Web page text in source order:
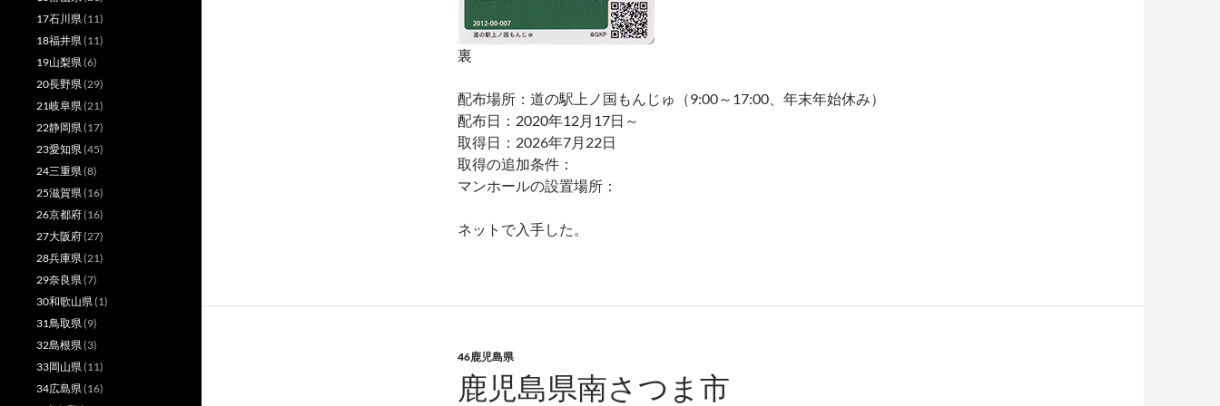
裏
配布場所：道の駅上ノ国もんじゅ（9:00～17:00、年末年始休み）
配布日：2020年12月17日～
取得日：2026年7月22日
取得の追加条件：
マンホールの設置場所：
ネットで入手した。
46鹿児島県
鹿児島県南さつま市
17石川県(11)
18福井県(11)
19山梨県(6)
20長野県(29)
21岐阜県(21)
22静岡県(17)
23愛知県(45)
24三重県(8)
25滋賀県(16)
26京都府(16)
27大阪府(27)
28兵庫県(21)
29奈良県(7)
30和歌山県(1)
31鳥取県(9)
32島根県(3)
33岡山県(11)
34広島県(16)